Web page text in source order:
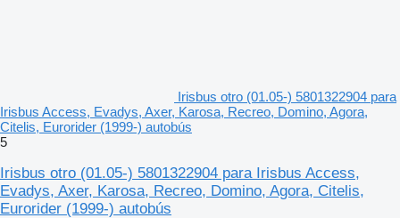
Irisbus otro (01.05-) 5801322904 para
Irisbus Access, Evadys, Axer, Karosa, Recreo, Domino, Agora,
Citelis, Eurorider (1999-) autobús
5
Irisbus otro (01.05-) 5801322904 para Irisbus Access,
Evadys, Axer, Karosa, Recreo, Domino, Agora, Citelis,
Eurorider (1999-) autobús